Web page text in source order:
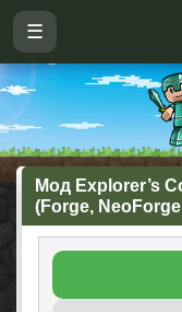
☰
Мод Explorer’s
(Forge,